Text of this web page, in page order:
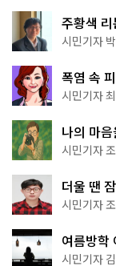
주황색
서울둘레
시민기자
폭염 속
무 명소
시민기자
나의 마
상작 공
시민기자
더울 땐
·무더위쉼
시민기자
여름방학
추천
시민기자